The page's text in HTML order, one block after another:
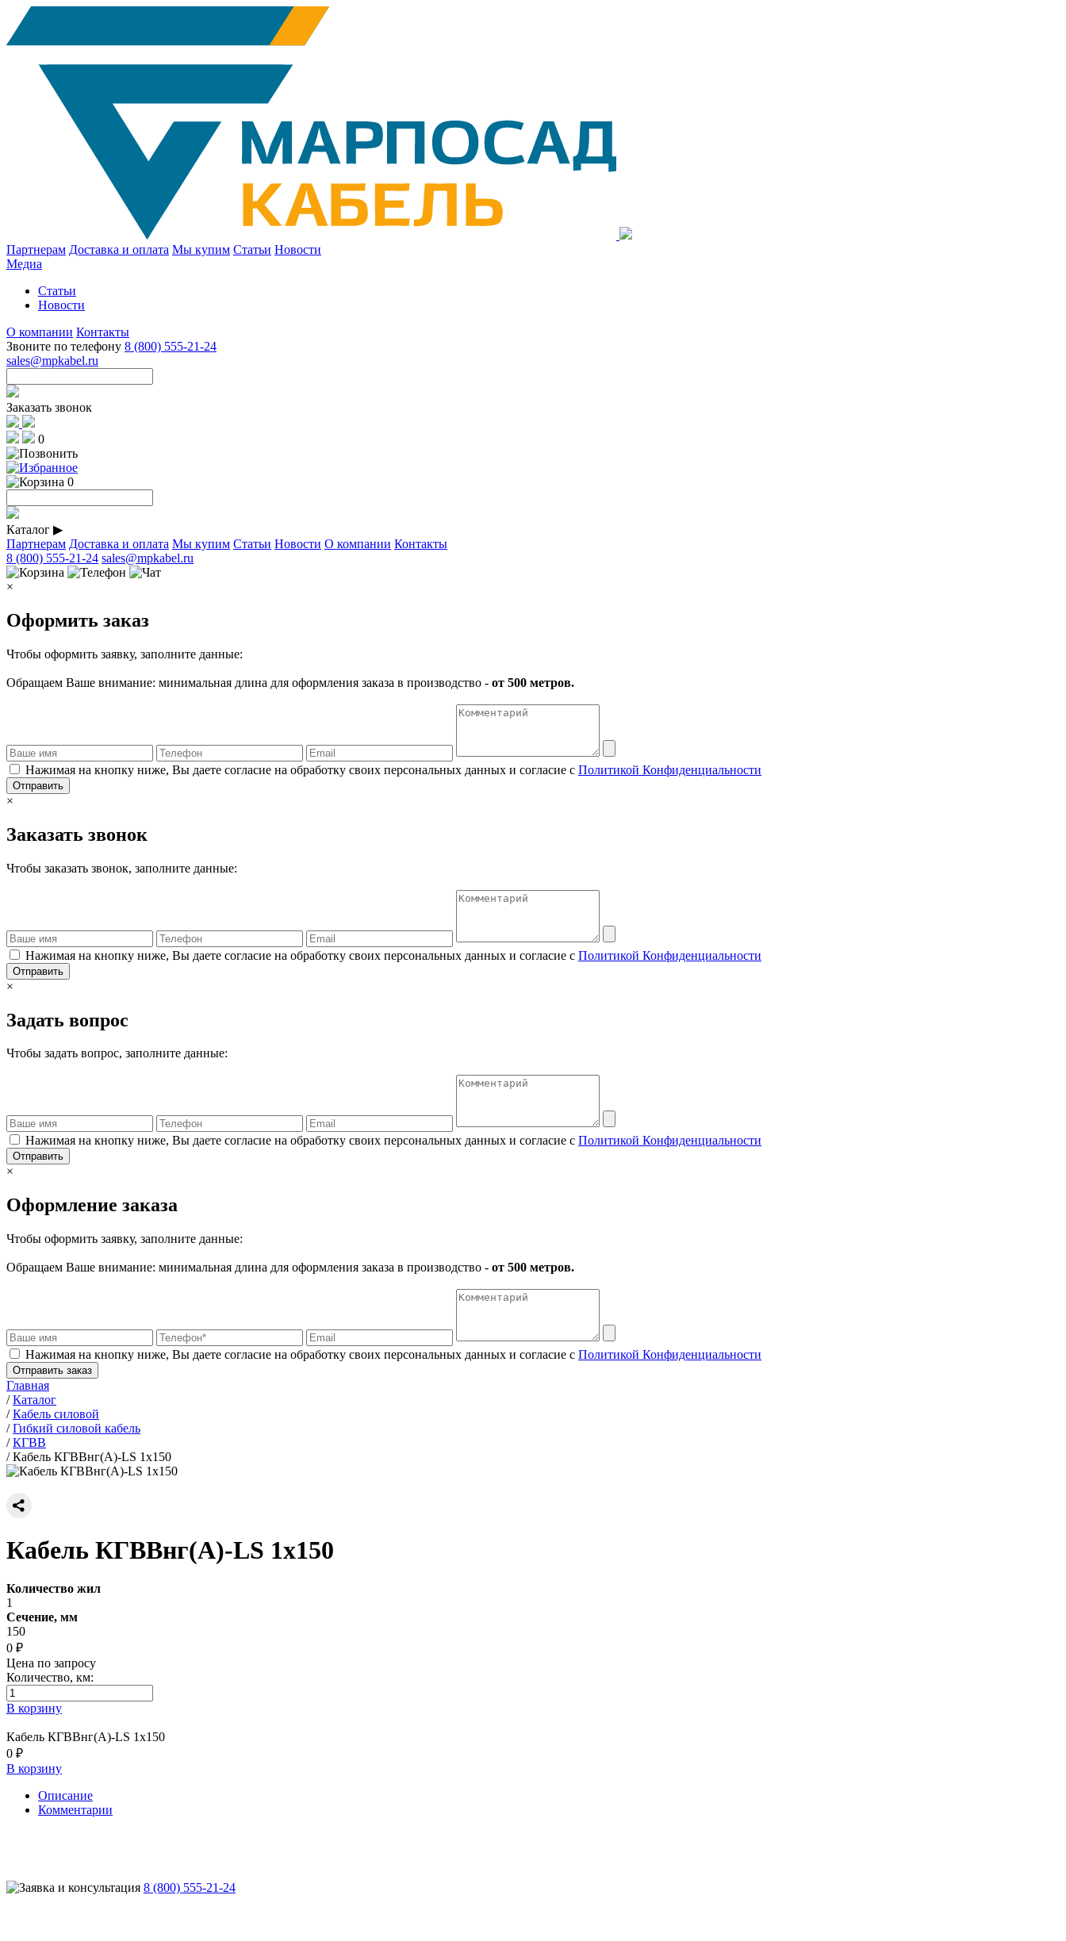
Партнерам Доставка и оплата Мы купим Статьи Новости
Медиа
Статьи
Новости
О компании Контакты
Звоните по телефону 8 (800) 555-21-24
sales@mpkabel.ru
Заказать звонок
0
0
Каталог ▶
Партнерам Доставка и оплата Мы купим Статьи Новости О компании Контакты
8 (800) 555-21-24 sales@mpkabel.ru
×
Оформить заказ
Чтобы оформить заявку, заполните данные:
Обращаем Ваше внимание: минимальная длина для оформления заказа в производство - от 500 метров.
Нажимая на кнопку ниже, Вы даете согласие на обработку своих персональных данных и согласие с Политикой Конфиденциальности
Отправить
×
Заказать звонок
Чтобы заказать звонок, заполните данные:
Нажимая на кнопку ниже, Вы даете согласие на обработку своих персональных данных и согласие с Политикой Конфиденциальности
Отправить
×
Задать вопрос
Чтобы задать вопрос, заполните данные:
Нажимая на кнопку ниже, Вы даете согласие на обработку своих персональных данных и согласие с Политикой Конфиденциальности
Отправить
×
Оформление заказа
Чтобы оформить заявку, заполните данные:
Обращаем Ваше внимание: минимальная длина для оформления заказа в производство - от 500 метров.
Нажимая на кнопку ниже, Вы даете согласие на обработку своих персональных данных и согласие с Политикой Конфиденциальности
Отправить заказ
Главная
/Каталог
/Кабель силовой
/Гибкий силовой кабель
/КГВВ
/Кабель КГВВнг(А)-LS 1х150
Кабель КГВВнг(А)-LS 1х150
Количество жил
1
Сечение, мм
150
0 ₽
Цена по запросу
Количество, км:
В корзину
Кабель КГВВнг(А)-LS 1х150
0 ₽
В корзину
Описание
Комментарии
8 (800) 555-21-24